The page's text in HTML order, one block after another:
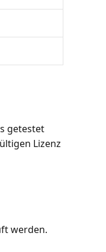
getestet
Lizenz
werden.